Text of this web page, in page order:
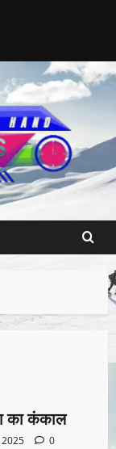
का कंकाल
0